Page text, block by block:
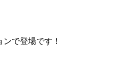
で登場です！